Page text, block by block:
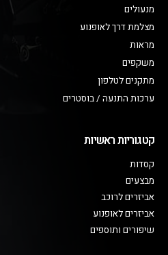
מנעולים
מצלמת דרך לאופנוע
מראות
משקפים
מתקנים לטלפון
ערכות התנעה / בוסטרים
קטגוריות ראשיות
קסדות
מבצעים
אביזרים לרוכב
אביזרים לאופנוע
שיפורים ותוספים